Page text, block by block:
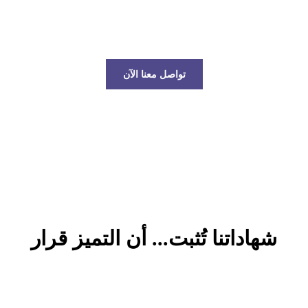
تواصل معنا الآن
شهاداتنا تُثبت... أن التميز قرار